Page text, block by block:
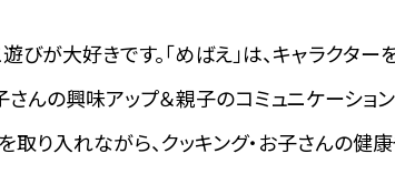
びが大好きです。「めばえ」は、キャラクタ
んの興味アップ＆親子のコミュニケーシ
取り入れながら、クッキング・お子さんの